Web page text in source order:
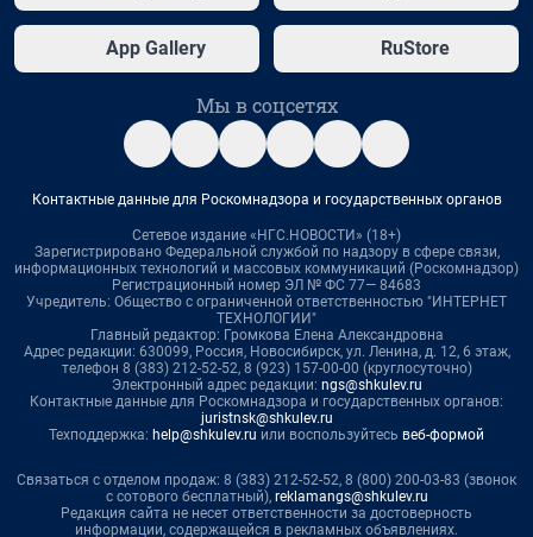
App Gallery RuStore
Мы в соцсетях
Контактные данные для Роскомнадзора и государственных органов
Сетевое издание «НГС.НОВОСТИ» (18+)
Зарегистрировано Федеральной службой по надзору в сфере связи,
информационных технологий и массовых коммуникаций (Роскомнадзор)
Регистрационный номер ЭЛ № ФС 77— 84683
Учредитель: Общество с ограниченной ответственностью "ИНТЕРНЕТ
ТЕХНОЛОГИИ"
Главный редактор: Громкова Елена Александровна
Адрес редакции: 630099, Россия, Новосибирск, ул. Ленина, д. 12, 6 этаж,
телефон 8 (383) 212-52-52, 8 (923) 157-00-00 (круглосуточно)
Электронный адрес редакции: ngs@shkulev.ru
Контактные данные для Роскомнадзора и государственных органов:
juristnsk@shkulev.ru
Техподдержка: help@shkulev.ru или воспользуйтесь веб-формой
Связаться с отделом продаж: 8 (383) 212-52-52, 8 (800) 200-03-83 (звонок
с сотового бесплатный), reklamangs@shkulev.ru
Редакция сайта не несет ответственности за достоверность
информации, содержащейся в рекламных объявлениях.